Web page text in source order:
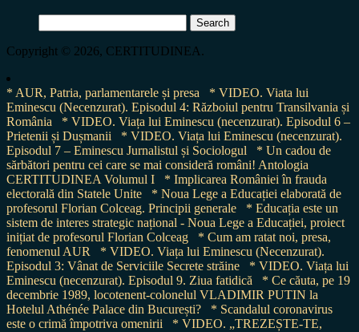
for:
Copyright © 2026, CERTITUDINEA.
* AUR, Patria, parlamentarele și presa
* VIDEO. Viata lui
Eminescu (Necenzurat). Episodul 4: Războiul pentru Transilvania și
România
* VIDEO. Viața lui Eminescu (necenzurat). Episodul 6 –
Prietenii și Dușmanii
* VIDEO. Viața lui Eminescu (necenzurat).
Episodul 7 – Eminescu Jurnalistul și Sociologul
* Un cadou de
sărbători pentru cei care se mai consideră români! Antologia
CERTITUDINEA Volumul I
* Implicarea României în frauda
electorală din Statele Unite
* Noua Lege a Educației elaborată de
profesorul Florian Colceag. Principii generale
* Educația este un
sistem de interes strategic național - Noua Lege a Educației, proiect
inițiat de profesorul Florian Colceag
* Cum am ratat noi, presa,
fenomenul AUR
* VIDEO. Viața lui Eminescu (Necenzurat).
Episodul 3: Vânat de Serviciile Secrete străine
* VIDEO. Viața lui
Eminescu (necenzurat). Episodul 9. Ziua fatidică
* Ce căuta, pe 19
decembrie 1989, locotenent-colonelul VLADIMIR PUTIN la
Hotelul Athénée Palace din București?
* Scandalul coronavirus
este o crimă împotriva omenirii
* VIDEO. „TREZEȘTE-TE,